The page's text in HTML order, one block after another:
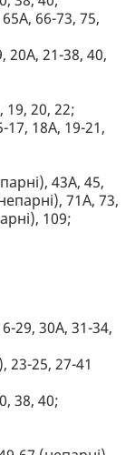
66-73, 75,
20А, 21-38, 40,
19, 20, 22;
18А, 19-21,
43А, 45,
71А, 73,
109;
29, 30А, 31-34,
23-25, 27-41
38, 40;